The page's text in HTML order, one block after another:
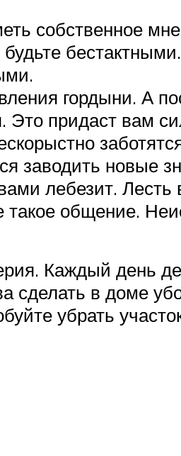
собственное
гордыни. А
Это придаст вам
заводить новые
лебезит.
общение.
Каждый день
в доме
убрать